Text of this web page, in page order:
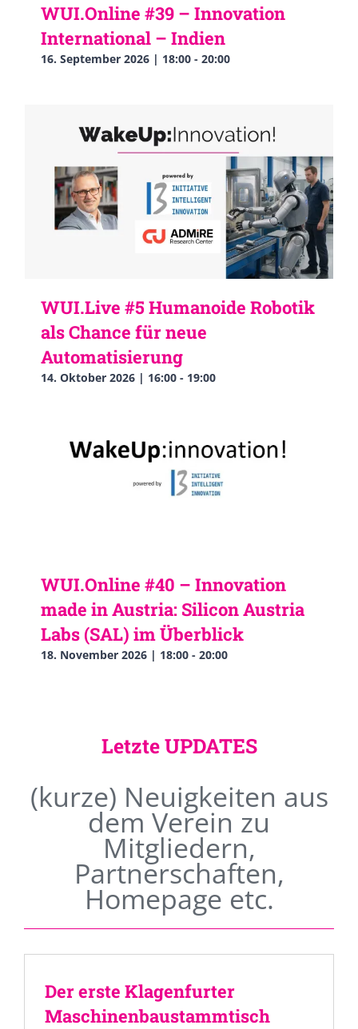
WUI.Online #39 – Innovation
International – Indien
16. September 2026 | 18:00 - 20:00
WUI.Live #5 Humanoide Robotik
als Chance für neue
Automatisierung
14. Oktober 2026 | 16:00 - 19:00
WUI.Online #40 – Innovation
made in Austria: Silicon Austria
Labs (SAL) im Überblick
18. November 2026 | 18:00 - 20:00
Letzte UPDATES
(kurze) Neuigkeiten aus
dem Verein zu
Mitgliedern,
Partnerschaften,
Homepage etc.
Der erste Klagenfurter
Maschinenbaustammtisch